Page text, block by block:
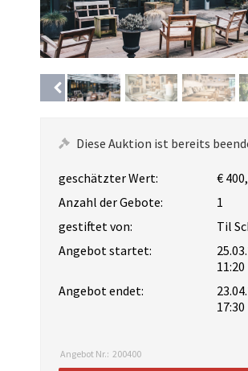
Diese Auktion ist bereits
geschätzter Wert:
€
Anzahl der Gebote:
1
gestiftet von:
Til
Angebot startet:
11:20
Angebot endet:
17:30
Angebot Nr.: 200400